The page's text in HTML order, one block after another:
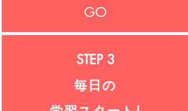
GO
STEP 3
​毎日の